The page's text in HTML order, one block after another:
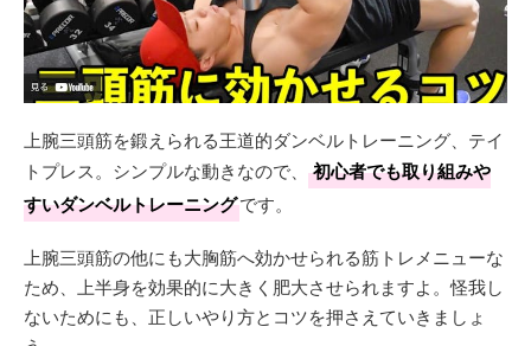
上腕三頭筋を鍛えられる王道的ダンベルトレーニング、テイ
トプレス。シンプルな動きなので、
初心者でも取り組みや
すいダンベルトレーニングです。
上腕三頭筋の他にも大胸筋へ効かせられる筋トレメニューな
ため、上半身を効果的に大きく肥大させられますよ。怪我し
ないためにも、正しいやり方とコツを押さえていきましょ